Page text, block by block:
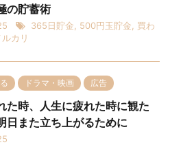
の貯蓄術
365日貯金 500円玉貯金
買わ
ルカリ
ドラマ・映画 広告
た時、人生に疲れた時に観た
日また立ち上がるために